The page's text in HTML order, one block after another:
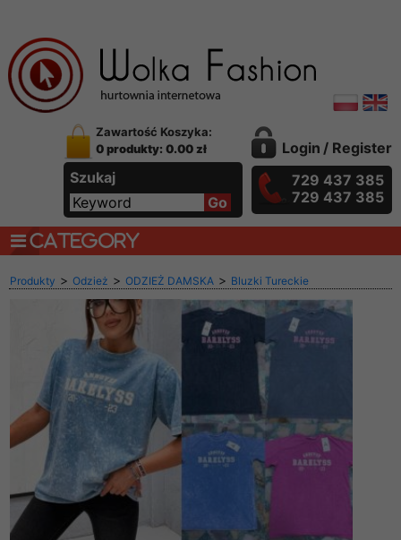
Zawartość Koszyka:
0 produkty: 0.00 zł
Szukaj
Login / Register
729 437 385
729 437 385
CATEGORY
Produkty > Odzież > ODZIEŻ DAMSKA > Bluzki Tureckie